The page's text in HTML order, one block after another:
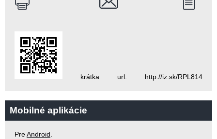
krátka url: http://iz.sk/RPL814
Mobilné aplikácie
PreAndroid.